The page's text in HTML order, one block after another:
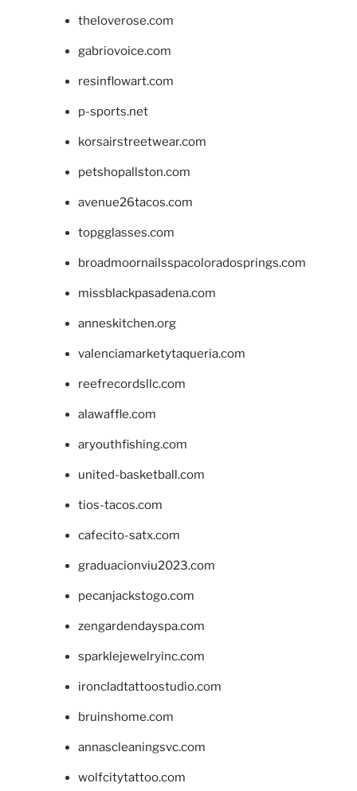
theloverose.com
gabriovoice.com
resinflowart.com
p-sports.net
korsairstreetwear.com
petshopallston.com
avenue26tacos.com
topgglasses.com
broadmoornailsspacoloradosprings.com
missblackpasadena.com
anneskitchen.org
valenciamarketytaqueria.com
reefrecordsllc.com
alawaffle.com
aryouthfishing.com
united-basketball.com
tios-tacos.com
cafecito-satx.com
graduacionviu2023.com
pecanjackstogo.com
zengardendayspa.com
sparklejewelryinc.com
ironcladtattoostudio.com
bruinshome.com
annascleaningsvc.com
wolfcitytattoo.com